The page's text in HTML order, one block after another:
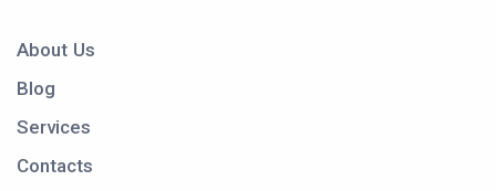
About Us
Blog
Services
Contacts